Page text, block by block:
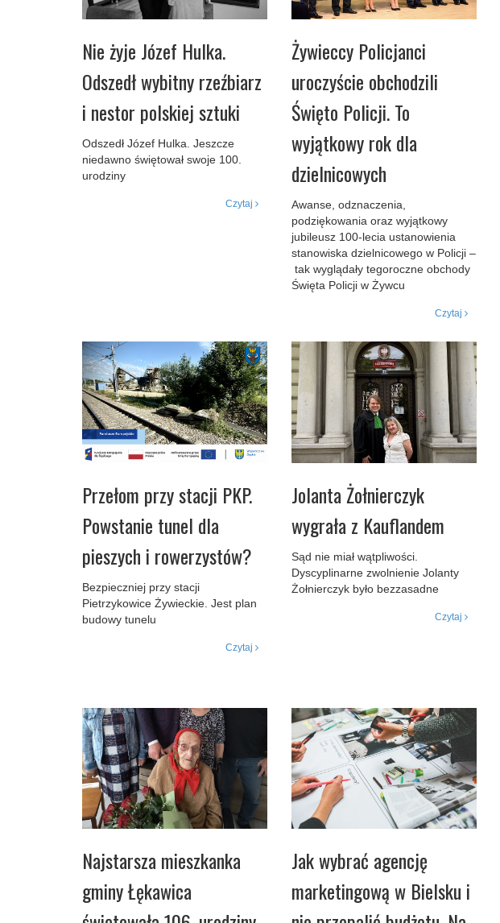
Nie żyje Józef Hulka.
Odszedł wybitny rzeźbiarz
i nestor polskiej sztuki
Odszedł Józef Hulka. Jeszcze
niedawno świętował swoje 100.
urodziny
Czytaj
Żywieccy Policjanci
uroczyście obchodzili
Święto Policji. To
wyjątkowy rok dla
dzielnicowych
Awanse, odznaczenia,
podziękowania oraz wyjątkowy
jubileusz 100-lecia ustanowienia
stanowiska dzielnicowego w Policji –
tak wyglądały tegoroczne obchody
Święta Policji w Żywcu
Czytaj
Przełom przy stacji PKP.
Powstanie tunel dla
pieszych i rowerzystów?
Bezpieczniej przy stacji
Pietrzykowice Żywieckie. Jest plan
budowy tunelu
Czytaj
Jolanta Żołnierczyk
wygrała z Kauflandem
Sąd nie miał wątpliwości.
Dyscyplinarne zwolnienie Jolanty
Żołnierczyk było bezzasadne
Czytaj
Najstarsza mieszkanka
gminy Łękawica
Jak wybrać agencję
marketingową w Bielsku i